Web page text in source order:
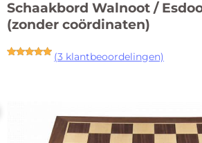
Schaakbord Walnoot /
(zonder coördinaten)
Gewaardeerd
(3 klantbeoordelingen)